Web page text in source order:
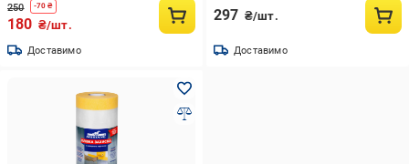
250 -70 ₴
180 ₴/шт.
Доставимо
297 ₴/шт.
Доставимо